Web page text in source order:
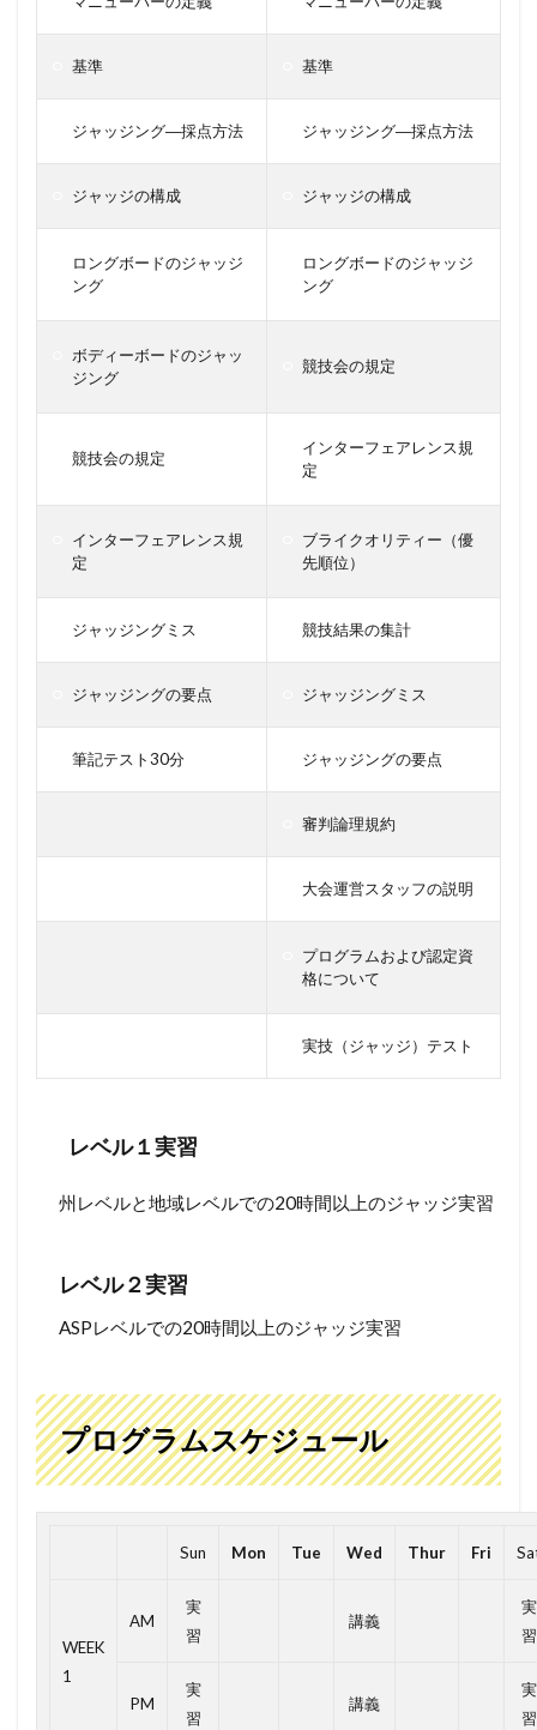
基準 基準
ジャッジング―採点方法 ジャッジング―採点方法
ジャッジの構成 ジャッジの構成
ロングボードのジャッジ
ング
ロングボードのジャッジ
ング
ボディーボードのジャッ
ジング
競技会の規定
競技会の規定
インターフェアレンス規
定
インターフェアレンス規
定
ブライクオリティー（優
先順位）
ジャッジングミス 競技結果の集計
ジャッジングの要点 ジャッジングミス
筆記テスト30分 ジャッジングの要点
審判論理規約
大会運営スタッフの説明
プログラムおよび認定資
格について
実技（ジャッジ）テスト
レベル１実習
州レベルと地域レベルでの20時間以上のジャッジ実習
レベル２実習
ASPレベルでの20時間以上のジャッジ実習
プログラムスケジュール
Sun Mon Tue Wed Thur Fri
WEEK
1
AM
実
習
講義
実
習
PM
実
習
講義
実
習